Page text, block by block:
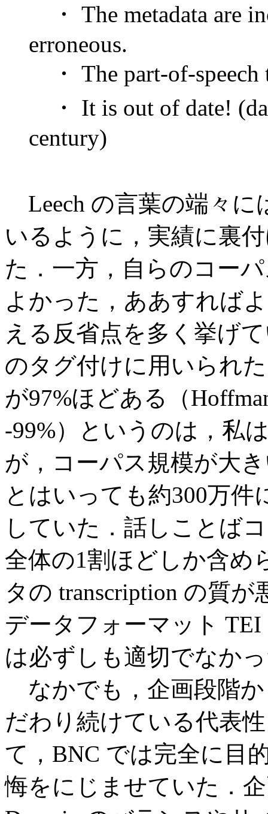
・ The metadata are
erroneous.
・ The part-of-speech
・ It is out of date!
century)
Leech の言葉の端々に
いるように，実績に裏
た．一方，自らのコー
よかった，ああすれば
える反省点を多く挙げ
のタグ付けに用いられ
が97%ほどある（
-99%）というのは，私
が，コーパス規模が大
とはいっても約300万
していた．話しことば
全体の1割ほどしか含め
タの transcription の質
データフォーマット
は必ずしも適切でなか
なかでも，企画段階
だわり続けている代表性
て，BNC では完全に目
悔をにじませていた．